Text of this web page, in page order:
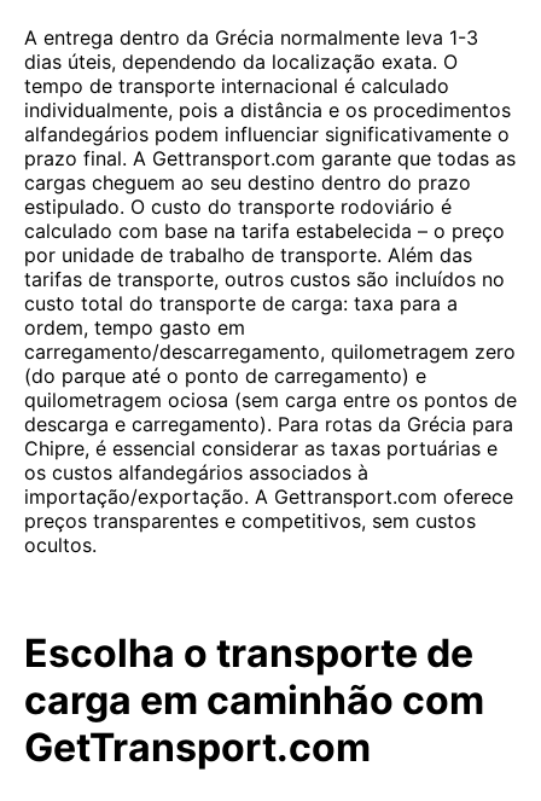
A entrega dentro da Grécia normalmente leva 1-3
dias úteis, dependendo da localização exata. O
tempo de transporte internacional é calculado
individualmente, pois a distância e os procedimentos
alfandegários podem influenciar significativamente o
prazo final. A Gettransport.com garante que todas as
cargas cheguem ao seu destino dentro do prazo
estipulado. O custo do transporte rodoviário é
calculado com base na tarifa estabelecida – o preço
por unidade de trabalho de transporte. Além das
tarifas de transporte, outros custos são incluídos no
custo total do transporte de carga: taxa para a
ordem, tempo gasto em
carregamento/descarregamento, quilometragem zero
(do parque até o ponto de carregamento) e
quilometragem ociosa (sem carga entre os pontos de
descarga e carregamento). Para rotas da Grécia para
Chipre, é essencial considerar as taxas portuárias e
os custos alfandegários associados à
importação/exportação. A Gettransport.com oferece
preços transparentes e competitivos, sem custos
ocultos.
Escolha o transporte de
carga em caminhão com
GetTransport.com